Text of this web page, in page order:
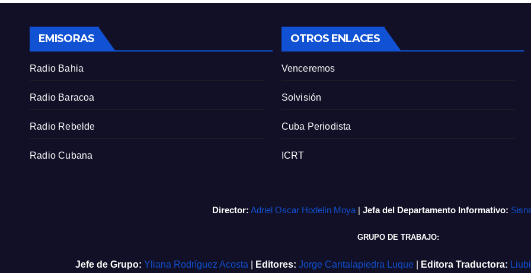
EMISORAS
Radio Bahia
Radio Baracoa
Radio Rebelde
Radio Cubana
OTROS ENLACES
Venceremos
Solvisión
Cuba Periodista
ICRT
Director: Adriel Oscar Hodelín Moya | Jefa del Departamento Informativo:
GRUPO DE TRABAJO:
Jefe de Grupo: Yliana Rodríguez Acosta Editores: Jorge Cantalapiedra Luque Editora Traductora: